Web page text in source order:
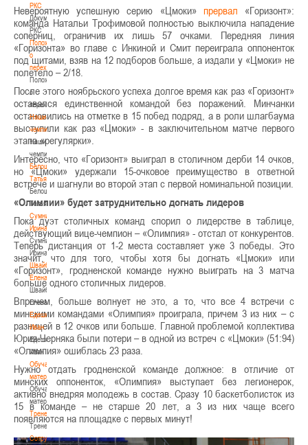
РКС
Документы
РКС
Положение
о
переходах
Положение
о
переходах
Наши
чемпионы
Наши
чемпионы
Белошапко
Татьяна
Белошапко
Татьяна
Сумникова
Ирина
Сумникова
Ирина
Швайбович
Елена
Швайбович
Елена
Едешко
Иван
Едешко
Иван
Обучающие
материалы
Обучающие
материалы
Тренерам
Тренерам
Сотрудничество
Невероятную успешную серию «Цмоки» прервал «Горизонт»:
команда Натальи Трофимовой полностью выключила нападение
соперниц, ограничив их лишь 57 очками. Передняя линия
«Горизонта» во главе с Инкиной и Смит переиграла оппоненток
под щитами, взяв на 12 подборов больше, а издали у «Цмоки» не
полетело – 2/18.
После этого ноябрьского успеха долгое время как раз «Горизонт»
оставался единственной командой без поражений. Минчанки
остановились на отметке в 15 побед подряд, а в роли шлагбаума
выступили как раз «Цмоки» - в заключительном матче первого
этапа «регулярки».
Интересно, что «Горизонт» выиграл в столичном дерби 14 очков,
но «Цмоки» удержали 15-очковое преимущество в ответной
встрече и шагнули во второй этап с первой номинальной позиции.
«Олимпии» будет затруднительно догнать лидеров
Пока дуэт столичных команд спорил о лидерстве в таблице,
действующий вице-чемпион – «Олимпия» - отстал от конкурентов.
Теперь дистанция от 1-2 места составляет уже 3 победы. Это
значит, что для того, чтобы хотя бы догнать «Цмоки» или
«Горизонт», гродненской команде нужно выиграть на 3 матча
больше одного столичных лидеров.
Впрочем, больше волнует не это, а то, что все 4 встречи с
минскими командами «Олимпия» проиграла, причем 3 из них – с
разницей в 12 очков или больше. Главной проблемой коллектива
Юрия Черняка были потери – в одной из встреч с «Цмоки» (51:94)
«Олимпия» ошиблась 23 раза.
Нужно отдать гродненской команде должное: в отличие от
минских оппоненток, «Олимпия» выступает без легионерок,
активно внедряя молодежь в состав. Сразу 10 баскетболисток из
15 в команде – не старше 20 лет, а 3 из них чаще всего
появляются на площадке с первых минут!